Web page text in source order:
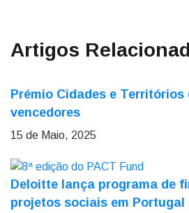
Artigos
Prémio Cidades e
vencedores
15 de Maio, 2025
Deloitte lança programa de
projetos sociais em Portugal